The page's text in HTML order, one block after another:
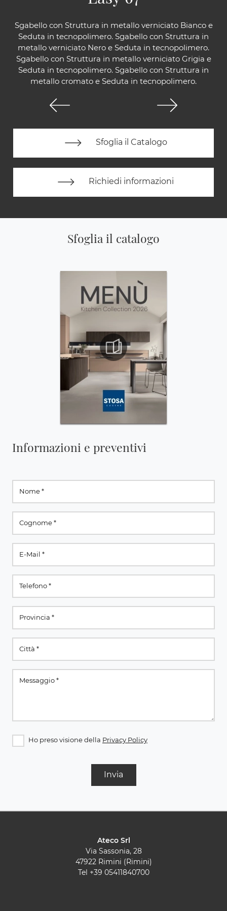
Sgabello con Struttura in metallo verniciato Bianco e
Seduta in tecnopolimero. Sgabello con Struttura in
metallo verniciato Nero e Seduta in tecnopolimero.
Sgabello con Struttura in metallo verniciato Grigia e
Seduta in tecnopolimero. Sgabello con Struttura in
metallo cromato e Seduta in tecnopolimero.
Sfoglia il Catalogo
Richiedi informazioni
Sfoglia il catalogo
Informazioni e preventivi
Ho preso visione della Privacy Policy
Invia
Ateco Srl
Via Sassonia, 28
47922 Rimini (Rimini)
Tel +39 05411840700